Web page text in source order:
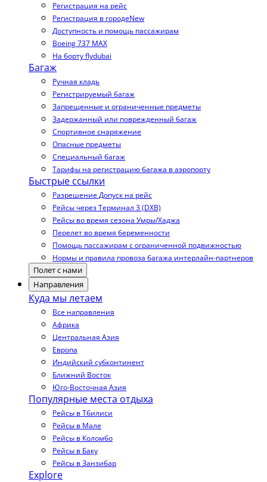
Регистрация на рейс
Регистрация в городеNew
Доступность и помощь пассажирам
Boeing 737 MAX
На борту flydubai
Багаж
Ручная кладь
Регистрируемый багаж
Запрещенные и ограниченные предметы
Задержанный или поврежденный багаж
Спортивное снаряжение
Опасные предметы
Специальный багаж
Тарифы на регистрацию багажа в аэропорту
Быстрые ссылки
Разрешение Допуск на рейс
Рейсы через Терминал 3 (DXB)
Рейсы во время сезона Умры/Хаджа
Перелет во время беременности
Помощь пассажирам с ограниченной подвижностью
Нормы и правила провоза багажа интерлайн-партнеров
Полет с нами
Направления
Куда мы летаем
Все направления
Африка
Центральная Азия
Европа
Индийский субконтинент
Ближний Восток
Юго-Восточная Азия
Популярные места отдыха
Рейсы в Тбилиси
Рейсы в Мале
Рейсы в Коломбо
Рейсы в Баку
Рейсы в Занзибар
Explore